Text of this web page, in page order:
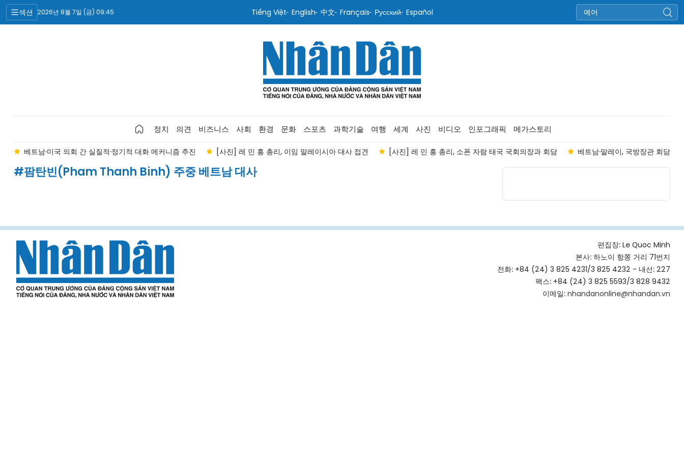
섹션 2026년 8월 7일 (금) 09:45 Tiếng Việt English 中文 Français Русский Español
정치 의견 비즈니스 사회 환경 문화 스포츠 과학기술 여행 세계 사진 비디오 인포그래픽 메가스토리
베트남·미국 의회 간 실질적·정기적 대화 메커니즘 추진 [사진] 레 민 흥 총리, 이임 말레이시아 대사 접견 [사진] 레 민 흥 총리, 소폰 자람 태국 국회의장과 회담 베트남·말레이, 국방장관 회담..."
#팜탄빈(Pham Thanh Binh) 주중 베트남 대사
편집장: Le Quoc Minh
본사: 하노이 항쫑 거리 71번지
전화: +84 (24) 3 825 4231/3 825 4232 - 내선: 227
팩스: +84 (24) 3 825 5593/3 828 9432
이메일: nhandanonline@nhandan.vn